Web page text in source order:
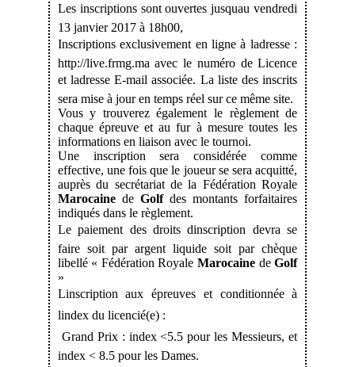
Les inscriptions sont ouvertes jusquau vendredi
13 janvier 2017 à 18h00,
Inscriptions exclusivement en ligne à ladresse :
http://live.frmg.ma avec le numéro de Licence
et ladresse E-mail associée. La liste des inscrits
sera mise à jour en temps réel sur ce même site.
Vous y trouverez également le règlement de
chaque épreuve et au fur à mesure toutes les
informations en liaison avec le tournoi.
Une inscription sera considérée comme
effective, une fois que le joueur se sera acquitté,
auprès du secrétariat de la Fédération Royale
Marocainede Golfdes montants forfaitaires
indiqués dans le règlement.
Le paiement des droits dinscription devra se
faire soit par argent liquide soit par chèque
libellé « Fédération RoyaleMarocaine deGolf
»
Linscription aux épreuves et conditionnée à
lindex du licencié(e) :
 Grand Prix : index <5.5 pour les Messieurs, et
index < 8.5 pour les Dames.